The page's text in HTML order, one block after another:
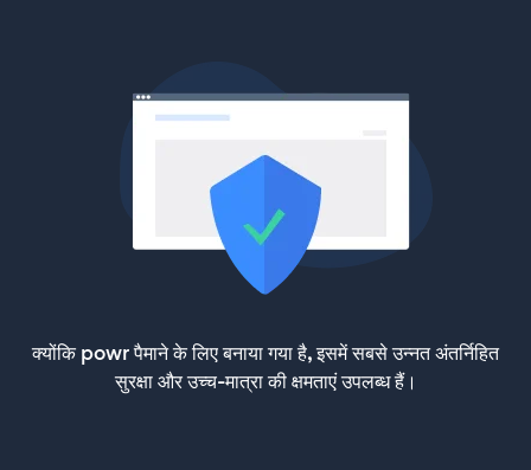
क्योंकि powr पैमाने के लिए बनाया गया है, इसमें सबसे उन्नत अंतर्निहित
सुरक्षा और उच्च-मात्रा की क्षमताएं उपलब्ध हैं।